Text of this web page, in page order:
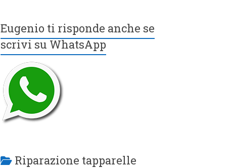
Eugenio ti risponde anche se
scrivi su WhatsApp
Riparazione tapparelle